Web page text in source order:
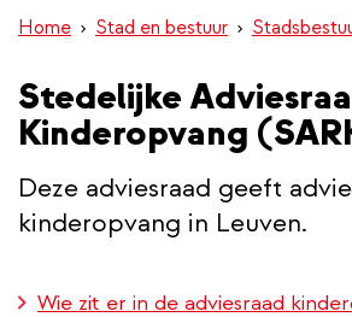
inhoud
gaan
Home Stad en bestuur
Stedelijke
Kinderopvang
Deze adviesraad geeft
kinderopvang in Leuven.
Wie zit er in de adviesraad